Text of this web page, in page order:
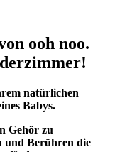
ooh noo.
natürlichen
Babys.
Gehör zu
und Berühren die